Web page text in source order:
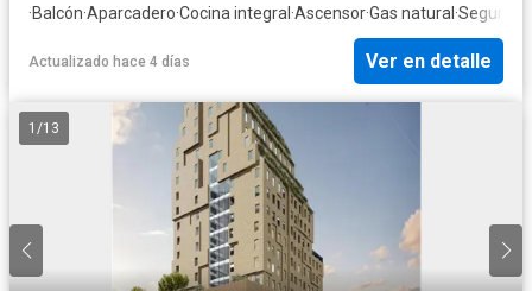
·Balcón·Aparcadero·Cocina integral ·Ascensor·Gas natural ·
Actualizado hace 4 días Ver en detalle
1 /13